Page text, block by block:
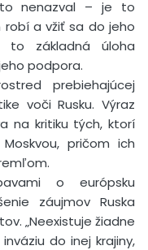
nenazval – je to
robí a vžiť sa do jeho
to základná úloha
podpora.
prebiehajúcej
voči Rusku. Výraz
na kritiku tých, ktorí
pričom ich
o európsku
záujmov Ruska
„Neexistuje žiadne
do inej krajiny,